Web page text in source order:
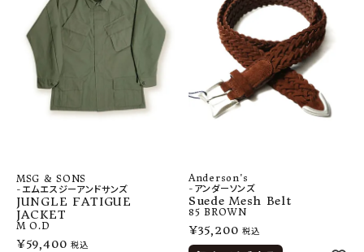
MSG & SONS
-エムエスジーアンドサンズ
JUNGLE FATIGUE
JACKET
M O.D
¥59,400 税込
Anderson's
-アンダーソンズ
Suede Mesh Belt
85 BROWN
¥35,200 税込